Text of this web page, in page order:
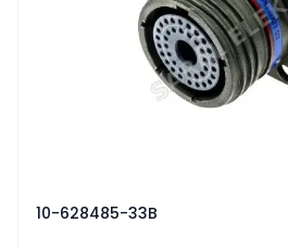
10-628485-33B